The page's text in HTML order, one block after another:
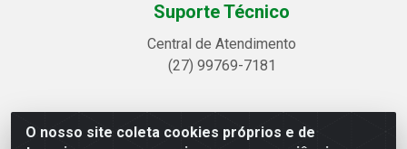
O nosso site coleta cookies próprios e de
Suporte Técnico
Central de Atendimento
(27) 99769-7181
Linhavix Distribuidora LTDA - Avenida Alegre, 2521 -